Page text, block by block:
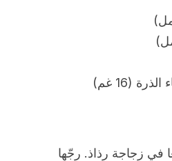
(16 غم)
في زجاجة رذاذ. رجّها